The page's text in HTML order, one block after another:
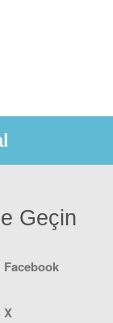
Geçin
Facebook
X